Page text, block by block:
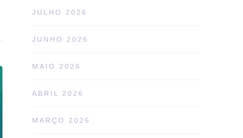
JULHO 2026
JUNHO 2026
MAIO 2026
ABRIL 2026
MARÇO 2026